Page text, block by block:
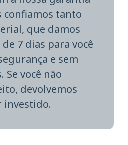
confiamos tanto
que damos
7 dias para você
e sem
Se você não
devolvemos
investido.